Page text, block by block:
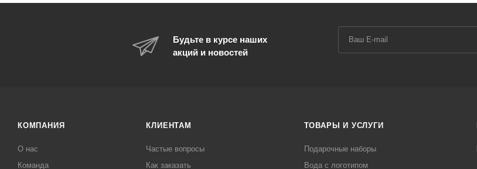
Будьте в курсе наших
акций и новостей
КОМПАНИЯ
О нас
Команда
КЛИЕНТАМ
Частые вопросы
Как заказать
ТОВАРЫ И УСЛУГИ
Подарочные наборы
Вода с логотипом